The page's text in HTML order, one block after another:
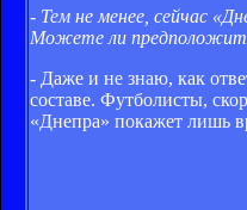
- Тем не менее, сейчас
Можете ли
- Даже и не знаю, как
составе. Футболисты,
«Днепра» покажет лишь